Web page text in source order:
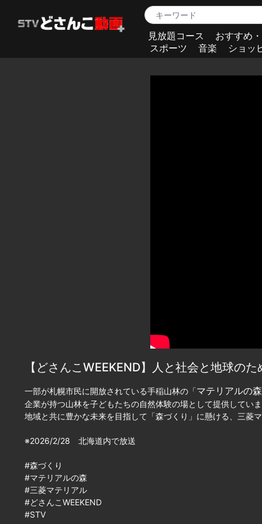
見放題コース
おすすめ
スポーツ
音楽 ショッ
【どさんこWEEKEND】人と社会と地球の
一部が札幌市民に開放されている手稲山林の「マテリアルの
企業が持つ山林を子どもたちの自然体験の場として提供してい
地域と共に豊かな未来を目指して「森づくり」に懸ける、三菱
※2026/2/28 北海道内で放送
#森づくり
#マテリアルの森
#三菱マテリアル
#どさんこWEEKEND
#STV